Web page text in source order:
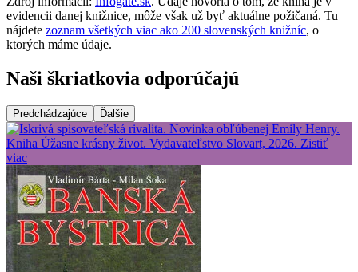
evidencii danej knižnice, môže však už byť aktuálne požičaná. Tu
nájdete zoznam všetkých viac ako 200 slovenských knižníc, o
ktorých máme údaje.
Naši škriatkovia odporúčajú
Predchádzajúce Ďalšie